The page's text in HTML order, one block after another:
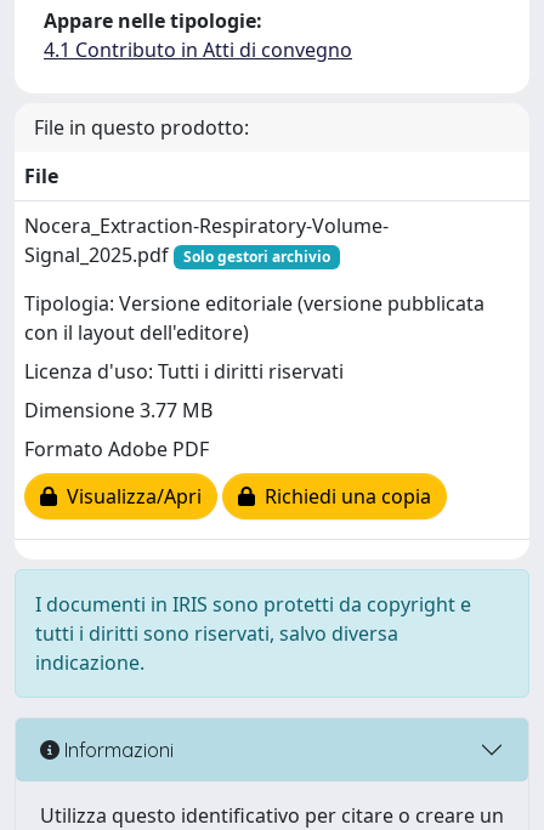
Appare nelle tipologie:
4.1 Contributo in Atti di convegno
File in questo prodotto:
File
Nocera_Extraction-Respiratory-Volume-
Signal_2025.pdf
Solo gestori archivio
Tipologia: Versione editoriale (versione pubblicata
con il layout dell'editore)
Licenza d'uso: Tutti i diritti riservati
Dimensione 3.77 MB
Formato Adobe PDF
Visualizza/Apri
Richiedi una copia
I documenti in IRIS sono protetti da copyright e
tutti i diritti sono riservati, salvo diversa
indicazione.
Informazioni
Utilizza questo identificativo per citare o creare un